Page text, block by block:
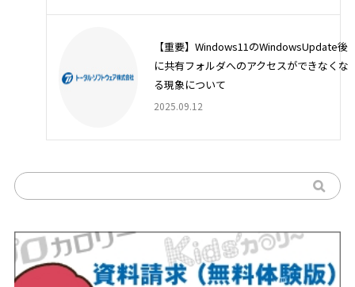
【重要】Windows11のWindowsUpdate後
に共有フォルダへのアクセスができなくな
る現象について
2025.09.12